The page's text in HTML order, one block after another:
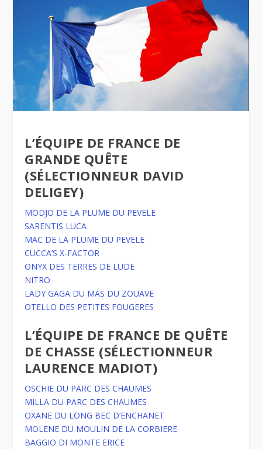
L’ÉQUIPE DE FRANCE DE
GRANDE QUÊTE
(SÉLECTIONNEUR DAVID
DELIGEY)
MODJO DE LA PLUME DU PEVELE
SARENTIS LUCA
MAC DE LA PLUME DU PEVELE
CUCCA’S X-FACTOR
ONYX DES TERRES DE LUDE
NITRO
LADY GAGA DU MAS DU ZOUAVE
OTELLO DES PETITES FOUGERES
L’ÉQUIPE DE FRANCE DE QUÊTE
DE CHASSE (SÉLECTIONNEUR
LAURENCE MADIOT)
OSCHIE DU PARC DES CHAUMES
MILLA DU PARC DES CHAUMES
OXANE DU LONG BEC D’ENCHANET
MOLENE DU MOULIN DE LA CORBIERE
BAGGIO DI MONTE ERICE